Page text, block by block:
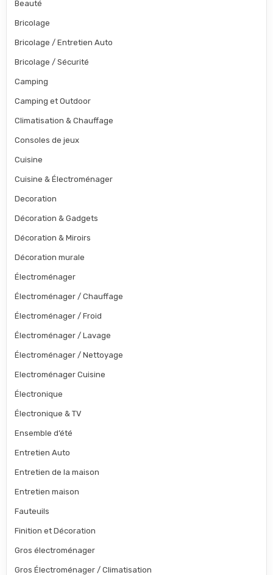
Beauté
Bricolage
Bricolage / Entretien Auto
Bricolage / Sécurité
Camping
Camping et Outdoor
Climatisation & Chauffage
Consoles de jeux
Cuisine
Cuisine & Électroménager
Decoration
Décoration & Gadgets
Décoration & Miroirs
Décoration murale
Électroménager
Électroménager / Chauffage
Électroménager / Froid
Électroménager / Lavage
Électroménager / Nettoyage
Electroménager Cuisine
Électronique
Électronique & TV
Ensemble d’été
Entretien Auto
Entretien de la maison
Entretien maison
Fauteuils
Finition et Décoration
Gros électroménager
Gros Électroménager / Climatisation